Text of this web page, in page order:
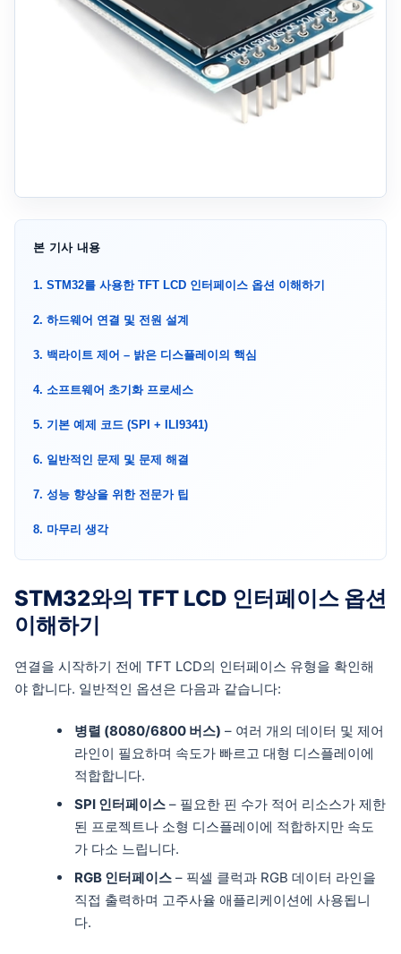
본 기사 내용
1. STM32를 사용한 TFT LCD 인터페이스 옵션 이해하기
2. 하드웨어 연결 및 전원 설계
3. 백라이트 제어 – 밝은 디스플레이의 핵심
4. 소프트웨어 초기화 프로세스
5. 기본 예제 코드 (SPI + ILI9341)
6. 일반적인 문제 및 문제 해결
7. 성능 향상을 위한 전문가 팁
8. 마무리 생각
STM32와의 TFT LCD 인터페이스 옵션
이해하기
연결을 시작하기 전에 TFT LCD의 인터페이스 유형을 확인해
야 합니다. 일반적인 옵션은 다음과 같습니다:
병렬 (8080/6800 버스) – 여러 개의 데이터 및 제어
라인이 필요하며 속도가 빠르고 대형 디스플레이에
적합합니다.
SPI 인터페이스 – 필요한 핀 수가 적어 리소스가 제한
된 프로젝트나 소형 디스플레이에 적합하지만 속도
가 다소 느립니다.
RGB 인터페이스 – 픽셀 클럭과 RGB 데이터 라인을
직접 출력하며 고주사율 애플리케이션에 사용됩니
다.